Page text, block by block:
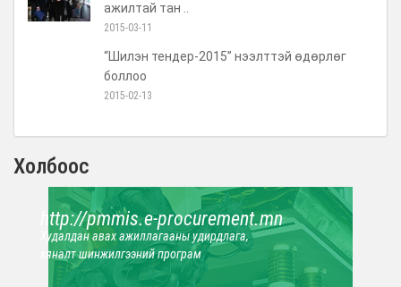
ажилтай тан ..
2015-03-11
“Шилэн тендер-2015” нээлттэй өдөрлөг
боллоо
2015-02-13
Холбоос
http://pmmis.e-procurement.mn
Худалдан авах ажиллагааны удирдлага,
хяналт шинжилгээний програм